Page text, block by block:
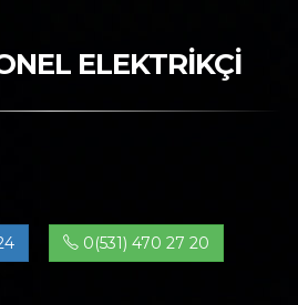
ELEKTRİKÇİ
0(531) 470 27 20